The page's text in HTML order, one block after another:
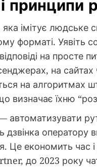
принципи
імітує людське
форматі. Уявіть
на просте
на
на алгоритмах
визначає їхню
автоматизувати
дзвінка
економить час і
до 2023 року